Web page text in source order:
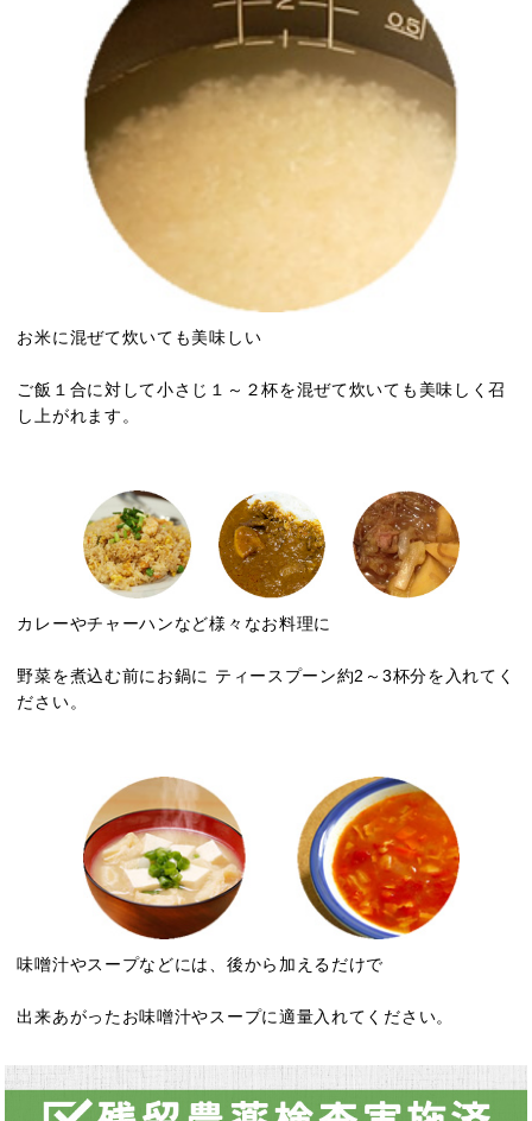
お米に混ぜて炊いても美味しい
ご飯１合に対して小さじ１～２杯を混ぜて炊いても美味しく召
し上がれます。
カレーやチャーハンなど様々なお料理に
野菜を煮込む前にお鍋に ティースプーン約2～3杯分を入れてく
ださい。
味噌汁やスープなどには、後から加えるだけで
出来あがったお味噌汁やスープに適量入れてください。